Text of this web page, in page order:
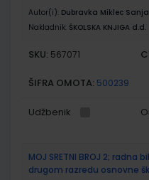
Autor(i): Dubravka Miklec
Nakladnik: ŠKOLSKA KNJIGA d.d.
SKU: 567071
ŠIFRA OMOTA: 500239
Udžbenik
MOJ SRETNI BROJ 2;
drugom razredu osnovne